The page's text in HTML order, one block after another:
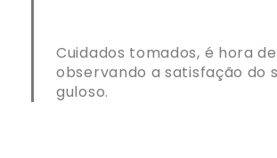
Cuidados tomados, é hora
observando a satisfação do
guloso.